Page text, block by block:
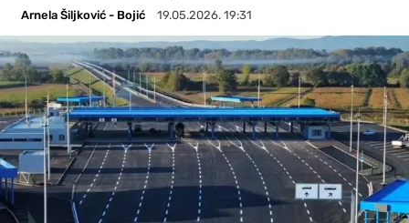
Arnela Šiljković - Bojić 19.05.2026. 19:31